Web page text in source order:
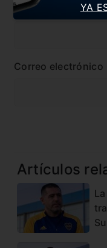
Nombre
Correo electrónico
Artículos
YA